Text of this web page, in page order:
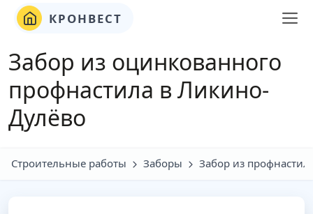
КРОНВЕСТ
Забор из оцинкованного
профнастила в Ликино-
Дулёво
Строительные работы Заборы Забор из